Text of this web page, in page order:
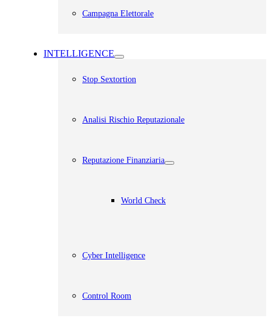
Campagna Elettorale
INTELLIGENCE
Stop Sextortion
Analisi Rischio Reputazionale​
Reputazione Finanziaria
World Check
Cyber Intelligence
Control Room